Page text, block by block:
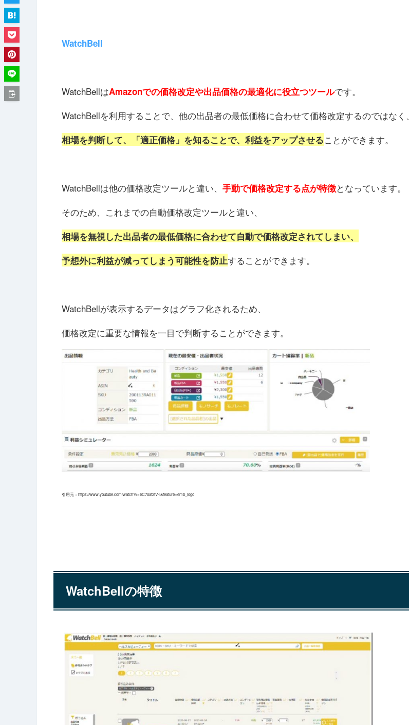
WatchBell
WatchBellはAmazonでの価格改定や出品価格の最適化に役立つツールです。
WatchBellを利用することで、他の出品者の最低価格に合わせて価格改定するのではなく、
相場を判断して、「適正価格」を知ることで、利益をアップさせることができます。
WatchBellは他の価格改定ツールと違い、 手動で価格改定する点が特徴となっています。
そのため、これまでの自動価格改定ツールと違い、
相場を無視した出品者の最低価格に合わせて自動で価格改定されてしまい、
予想外に利益が減ってしまう可能性を防止することができます。
WatchBellが表示するデータはグラフ化されるため、
価格改定に重要な情報を一目で判断することができます。
引用元：https://www.youtube.com/watch?v=eC7oaf2tV-I&feature=emb_logo
WatchBellの特徴